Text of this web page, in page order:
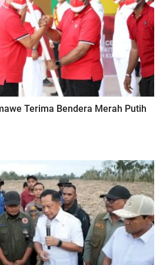
Terima Bendera Merah Putih